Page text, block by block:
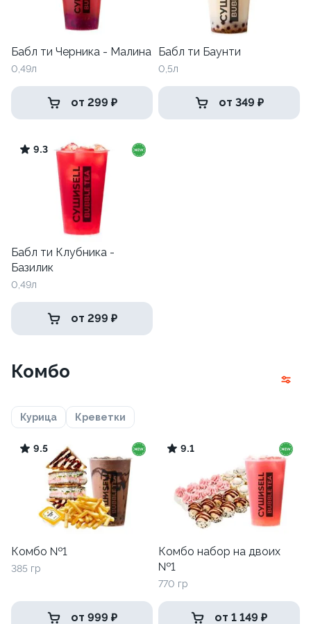
Бабл ти Черника - Малина
0,49л
от 299 ₽
Бабл ти Баунти
0,5л
от 349 ₽
9.3
Бабл ти Клубника -
Базилик
0,49л
от 299 ₽
Комбо
Курица Креветки
9.5
Комбо №1
385 гр
от 999 ₽
9.1
Комбо набор на двоих
№1
770 гр
от 1 149 ₽